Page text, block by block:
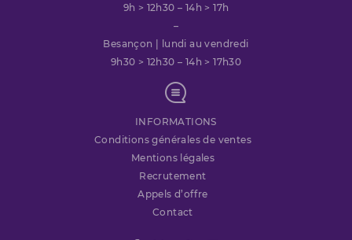
9h > 12h30 – 14h > 17h
–
Besançon | lundi au vendredi
9h30 > 12h30 – 14h > 17h30
INFORMATIONS
Conditions générales de ventes
Mentions légales
Recrutement
Appels d’offre
Contact